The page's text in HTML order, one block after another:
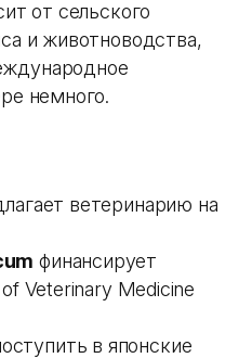
от сельского
и животноводства,
немного.
ветеринарию на
финансирует
Veterinary Medicine
в японские